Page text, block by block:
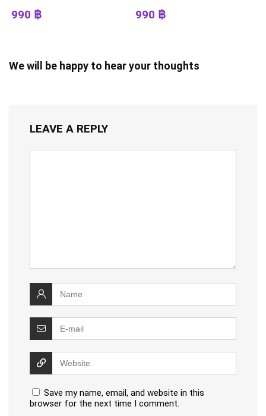
990 ฿ 990 ฿
We will be happy to hear your thoughts
LEAVE A REPLY
Save my name, email, and website in this
browser for the next time I comment.